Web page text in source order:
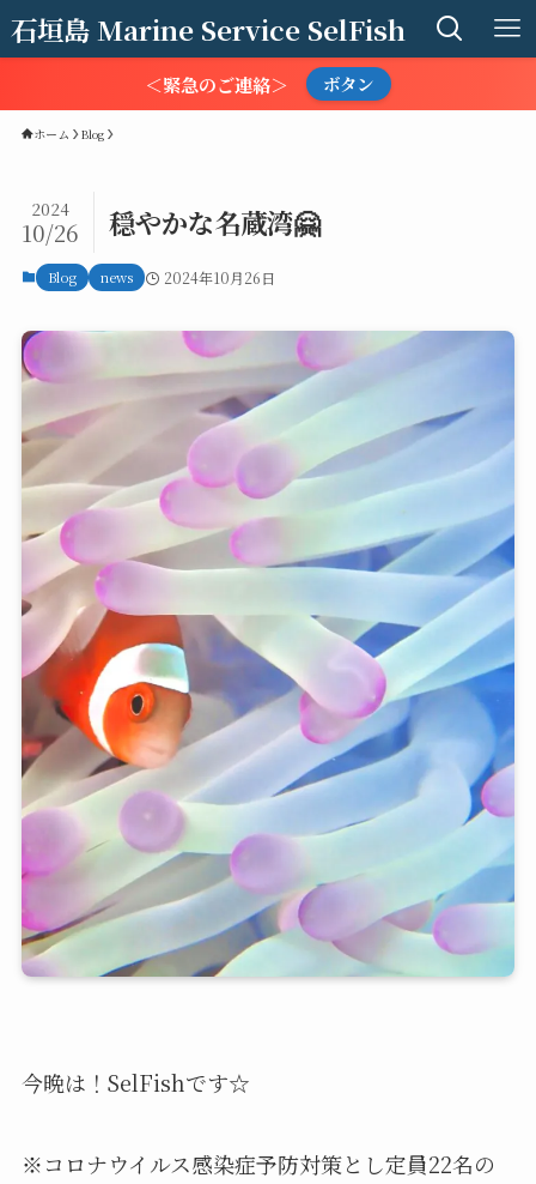
石垣島 Marine Service SelFish
＜緊急のご連絡＞ ボタン
ホーム Blog
穏やかな名蔵湾🤗
2024
10/26
Blog news 2024年10月26日
今晩は！SelFishです☆
※コロナウイルス感染症予防対策とし定員22名の